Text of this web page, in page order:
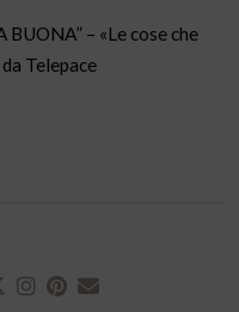
– «Le cose che
Telepace